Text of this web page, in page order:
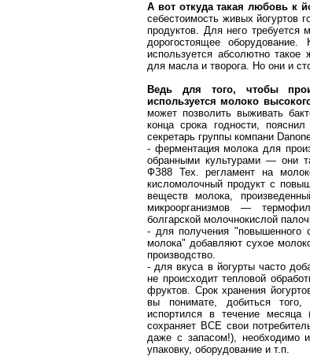
А вот откуда такая любовь к
себестоимость живых йогуртов
продуктов. Для него требуется
дорогостоящее
используется абсолютно
для масла и творога. Но они и
Ведь для того, чтобы
используется молоко
может позволить выживать
конца срока годности,
секретарь группы компани
- ферментация молока для
обранными культурами — они
ФЗ88 Тех. регламент на
кисломолочный продукт с
веществ молока,
микроорганизмов —
болгарской молочнокислой
- для получения "повышенного
молока" добавляют сухое
производство.
- для вкуса в йогурты часто
не происходит тепловой
фруктов. Срок хранения
вы понимате, добиться
испортился в течение
сохраняет ВСЕ свои
даже с запасом!), необходимо
упаковку, оборудование и т.п.